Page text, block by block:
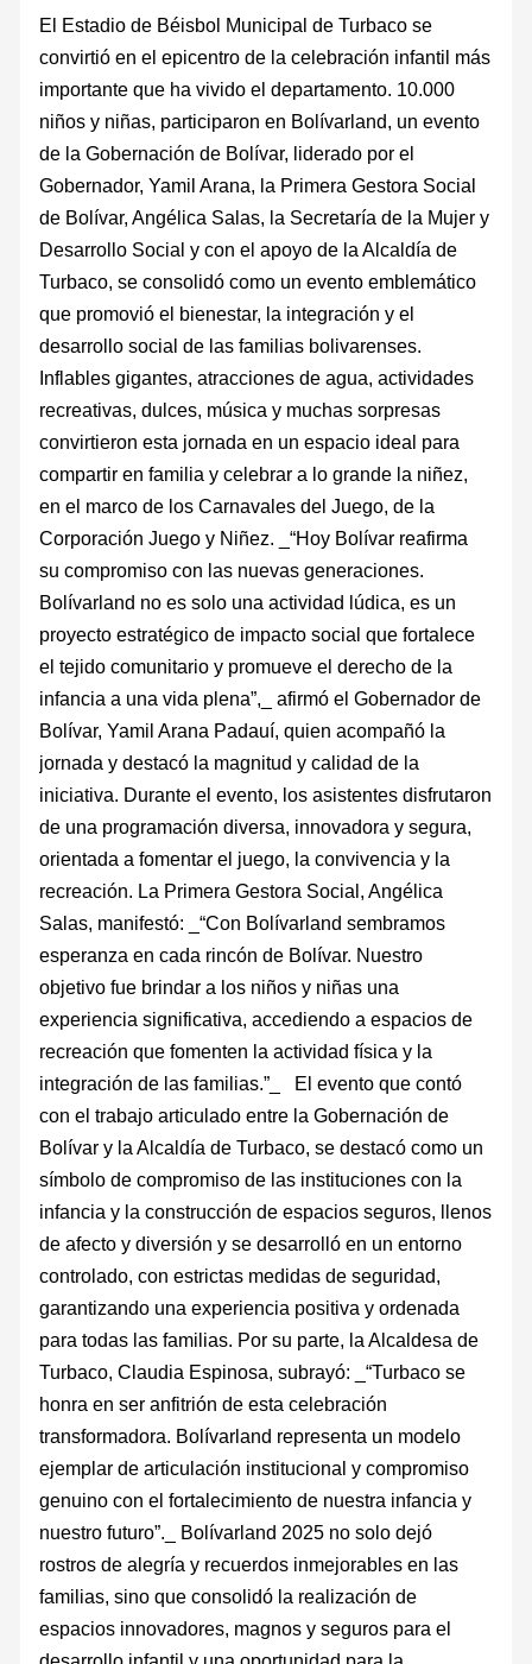
El Estadio de Béisbol Municipal de Turbaco se
convirtió en el epicentro de la celebración infantil más
importante que ha vivido el departamento. 10.000
niños y niñas, participaron en Bolívarland, un evento
de la Gobernación de Bolívar, liderado por el
Gobernador, Yamil Arana, la Primera Gestora Social
de Bolívar, Angélica Salas, la Secretaría de la Mujer y
Desarrollo Social y con el apoyo de la Alcaldía de
Turbaco, se consolidó como un evento emblemático
que promovió el bienestar, la integración y el
desarrollo social de las familias bolivarenses.
Inflables gigantes, atracciones de agua, actividades
recreativas, dulces, música y muchas sorpresas
convirtieron esta jornada en un espacio ideal para
compartir en familia y celebrar a lo grande la niñez,
en el marco de los Carnavales del Juego, de la
Corporación Juego y Niñez. _“Hoy Bolívar reafirma
su compromiso con las nuevas generaciones.
Bolívarland no es solo una actividad lúdica, es un
proyecto estratégico de impacto social que fortalece
el tejido comunitario y promueve el derecho de la
infancia a una vida plena”,_ afirmó el Gobernador de
Bolívar, Yamil Arana Padauí, quien acompañó la
jornada y destacó la magnitud y calidad de la
iniciativa. Durante el evento, los asistentes disfrutaron
de una programación diversa, innovadora y segura,
orientada a fomentar el juego, la convivencia y la
recreación. La Primera Gestora Social, Angélica
Salas, manifestó: _“Con Bolívarland sembramos
esperanza en cada rincón de Bolívar. Nuestro
objetivo fue brindar a los niños y niñas una
experiencia significativa, accediendo a espacios de
recreación que fomenten la actividad física y la
integración de las familias.”_ El evento que contó
con el trabajo articulado entre la Gobernación de
Bolívar y la Alcaldía de Turbaco, se destacó como un
símbolo de compromiso de las instituciones con la
infancia y la construcción de espacios seguros, llenos
de afecto y diversión y se desarrolló en un entorno
controlado, con estrictas medidas de seguridad,
garantizando una experiencia positiva y ordenada
para todas las familias. Por su parte, la Alcaldesa de
Turbaco, Claudia Espinosa, subrayó: _“Turbaco se
honra en ser anfitrión de esta celebración
transformadora. Bolívarland representa un modelo
ejemplar de articulación institucional y compromiso
genuino con el fortalecimiento de nuestra infancia y
nuestro futuro”._ Bolívarland 2025 no solo dejó
rostros de alegría y recuerdos inmejorables en las
familias, sino que consolidó la realización de
espacios innovadores, magnos y seguros para el